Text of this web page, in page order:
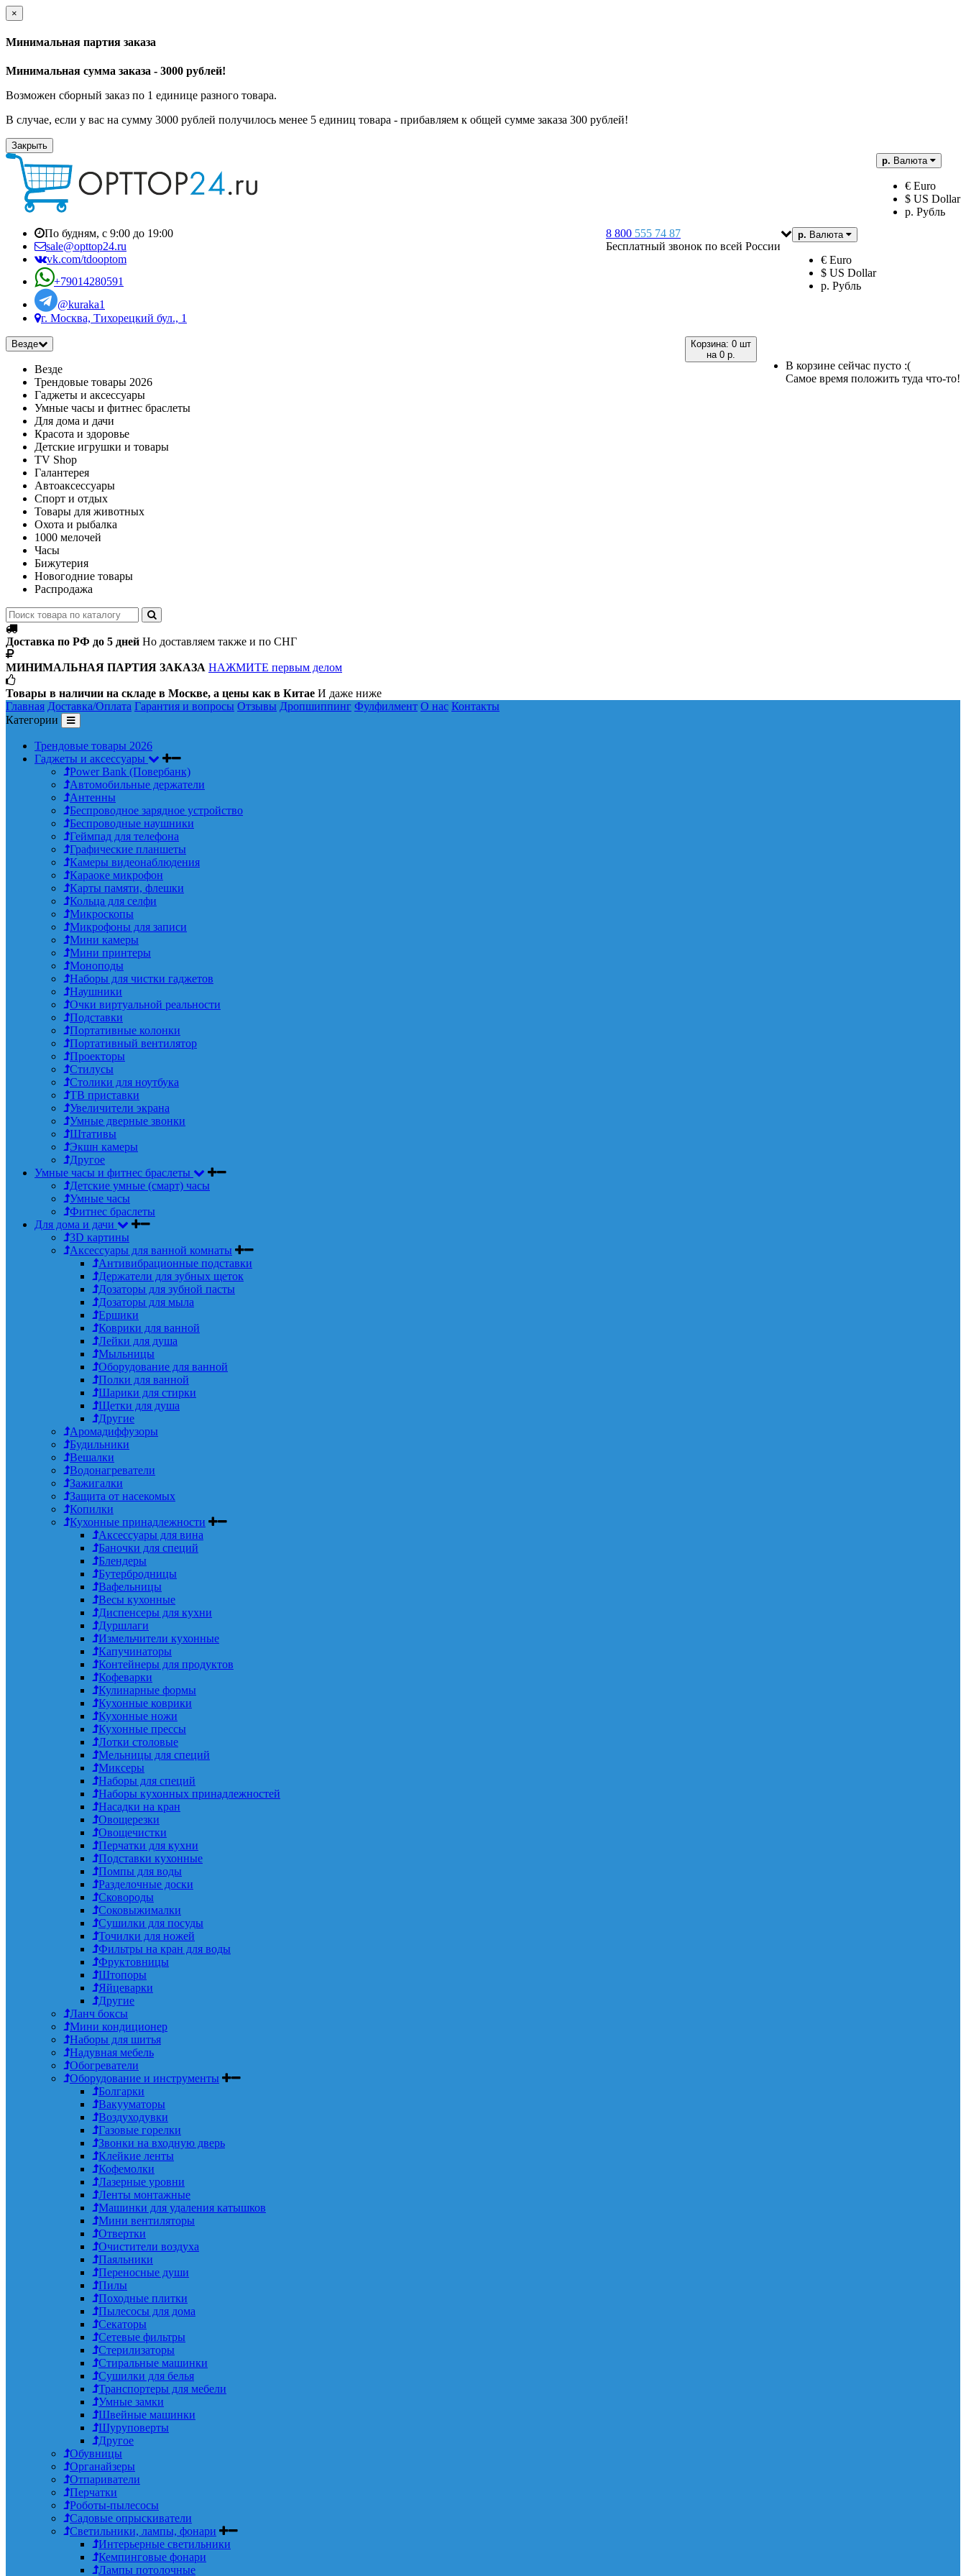
×
Минимальная партия заказа
Минимальная сумма заказа - 3000 рублей!
Возможен сборный заказ по 1 единице разного товара.
В случае, если у вас на сумму 3000 рублей получилось менее 5 единиц товара - прибавляем к общей сумме заказа 300 рублей!
Закрыть
р. Валюта
€ Euro
$ US Dollar
р. Рубль
р. Валюта
€ Euro
$ US Dollar
р. Рубль
8 800 555 74 87
Бесплатный звонок по всей России
По будням, с 9:00 до 19:00
sale@opttop24.ru
vk.com/tdooptom
+79014280591
@kuraka1
г. Москва, Тихорецкий бул., 1
Корзина: 0 шт
на 0 р.
В корзине сейчас пусто :(
Самое время положить туда что-то!
Везде
Везде
Трендовые товары 2026
Гаджеты и аксессуары
Умные часы и фитнес браслеты
Для дома и дачи
Красота и здоровье
Детские игрушки и товары
TV Shop
Галантерея
Автоаксессуары
Спорт и отдых
Товары для животных
Охота и рыбалка
1000 мелочей
Часы
Бижутерия
Новогодние товары
Распродажа
Доставка по РФ до 5 дней Но доставляем также и по СНГ
МИНИМАЛЬНАЯ ПАРТИЯ ЗАКАЗА НАЖМИТЕ первым делом
Товары в наличии на складе в Москве, а цены как в Китае И даже ниже
Главная Доставка/Оплата Гарантия и вопросы Отзывы Дропшиппинг Фулфилмент О нас Контакты
Категории
Трендовые товары 2026
Гаджеты и аксессуары
Power Bank (Повербанк)
Автомобильные держатели
Антенны
Беспроводное зарядное устройство
Беспроводные наушники
Геймпад для телефона
Графические планшеты
Камеры видеонаблюдения
Караоке микрофон
Карты памяти, флешки
Кольца для селфи
Микроскопы
Микрофоны для записи
Мини камеры
Мини принтеры
Моноподы
Наборы для чистки гаджетов
Наушники
Очки виртуальной реальности
Подставки
Портативные колонки
Портативный вентилятор
Проекторы
Стилусы
Столики для ноутбука
ТВ приставки
Увеличители экрана
Умные дверные звонки
Штативы
Экшн камеры
Другое
Умные часы и фитнес браслеты
Детские умные (смарт) часы
Умные часы
Фитнес браслеты
Для дома и дачи
3D картины
Аксессуары для ванной комнаты
Антивибрационные подставки
Держатели для зубных щеток
Дозаторы для зубной пасты
Дозаторы для мыла
Ершики
Коврики для ванной
Лейки для душа
Мыльницы
Оборудование для ванной
Полки для ванной
Шарики для стирки
Щетки для душа
Другие
Аромадиффузоры
Будильники
Вешалки
Водонагреватели
Зажигалки
Защита от насекомых
Копилки
Кухонные принадлежности
Аксессуары для вина
Баночки для специй
Блендеры
Бутербродницы
Вафельницы
Весы кухонные
Диспенсеры для кухни
Дуршлаги
Измельчители кухонные
Капучинаторы
Контейнеры для продуктов
Кофеварки
Кулинарные формы
Кухонные коврики
Кухонные ножи
Кухонные прессы
Лотки столовые
Мельницы для специй
Миксеры
Наборы для специй
Наборы кухонных принадлежностей
Насадки на кран
Овощерезки
Овощечистки
Перчатки для кухни
Подставки кухонные
Помпы для воды
Разделочные доски
Сковороды
Соковыжималки
Сушилки для посуды
Точилки для ножей
Фильтры на кран для воды
Фруктовницы
Штопоры
Яйцеварки
Другие
Ланч боксы
Мини кондиционер
Наборы для шитья
Надувная мебель
Обогреватели
Оборудование и инструменты
Болгарки
Вакууматоры
Воздуходувки
Газовые горелки
Звонки на входную дверь
Клейкие ленты
Кофемолки
Лазерные уровни
Ленты монтажные
Машинки для удаления катышков
Мини вентиляторы
Отвертки
Очистители воздуха
Паяльники
Переносные души
Пилы
Походные плитки
Пылесосы для дома
Секаторы
Сетевые фильтры
Стерилизаторы
Стиральные машинки
Сушилки для белья
Транспортеры для мебели
Умные замки
Швейные машинки
Шуруповерты
Другое
Обувницы
Органайзеры
Отпариватели
Перчатки
Роботы-пылесосы
Садовые опрыскиватели
Светильники, лампы, фонари
Интерьерные светильники
Кемпинговые фонари
Лампы потолочные